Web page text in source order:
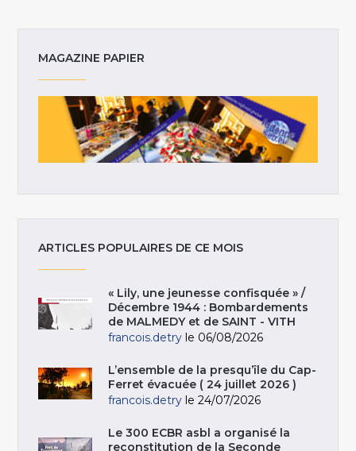
MAGAZINE PAPIER
ARTICLES POPULAIRES DE CE MOIS
« Lily, une jeunesse confisquée » /
Décembre 1944 : Bombardements
de MALMEDY et de SAINT - VITH
francois.detry le 06/08/2026
L’ensemble de la presqu’île du Cap-
Ferret évacuée ( 24 juillet 2026 )
francois.detry le 24/07/2026
Le 300 ECBR asbl a organisé la
reconstitution de la Seconde